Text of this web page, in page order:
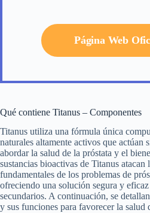
Página Web
Qué contiene Titanus – Componentes
Titanus utiliza una fórmula única
naturales altamente activos que actúan
abordar la salud de la próstata y el
sustancias bioactivas de Titanus atacan
fundamentales de los problemas de
ofreciendo una solución segura y
secundarios. A continuación, se
y sus funciones para favorecer la salud